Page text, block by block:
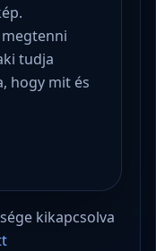
tudja
hogy mit és
kikapcsolva